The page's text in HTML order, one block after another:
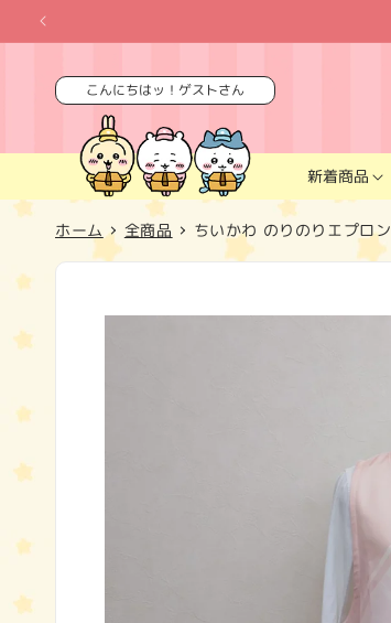
ンツに
進む
こんにちはッ！ゲストさん
新着商品
ホーム 全商品 ちいかわ のりのりエプロン
商品情